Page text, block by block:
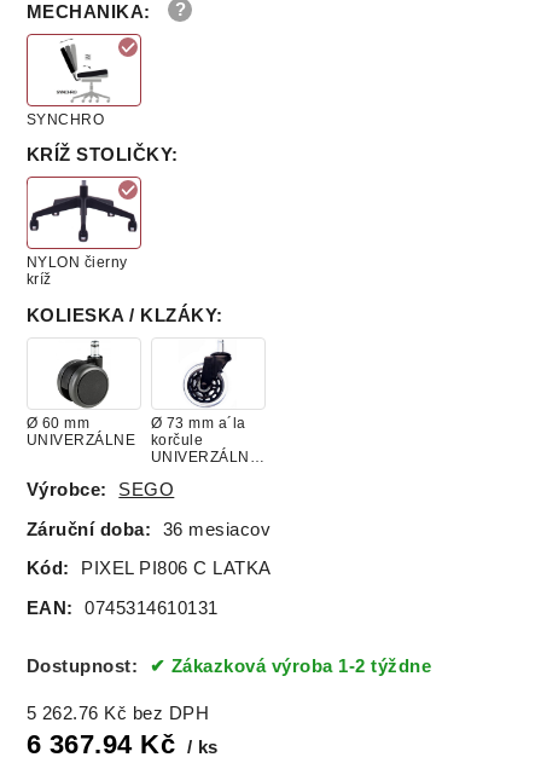
MECHANIKA:
SYNCHRO
KRÍŽ STOLIČKY:
NYLON čierny
kríž
KOLIESKA / KLZÁKY:
Ø 60 mm
UNIVERZÁLNE
Ø 73 mm a´la
korčule
UNIVERZÁLNE
kg
Výrobce: SEGO
Záruční doba: 36 mesiacov
Kód: PIXEL PI806 C LATKA
EAN: 0745314610131
Dostupnost: Zákazková výroba 1-2 týždne
5 262.76 Kč bez DPH
6 367.94Kč
ks